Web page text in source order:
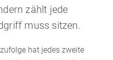
zählt jede
muss sitzen.
hat jedes zweite